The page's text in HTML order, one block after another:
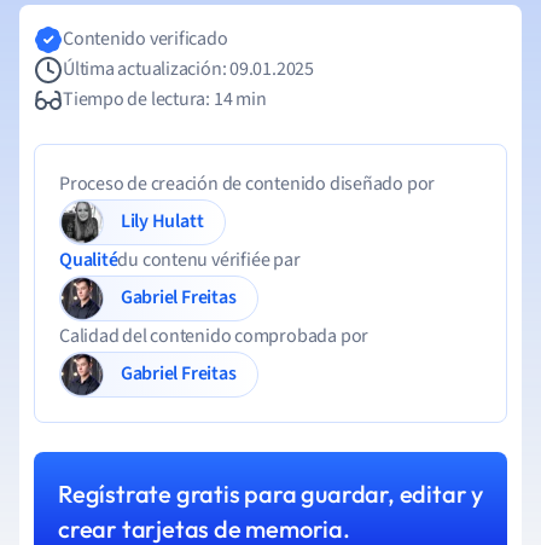
Contenido verificado
Última actualización: 09.01.2025
Tiempo de lectura: 14 min
Proceso de creación de contenido diseñado por
Lily Hulatt
Qualitédu contenu vérifiée par
Gabriel Freitas
Calidad del contenido comprobada por
Gabriel Freitas
Regístrate gratis para guardar, editar y
crear tarjetas de memoria.